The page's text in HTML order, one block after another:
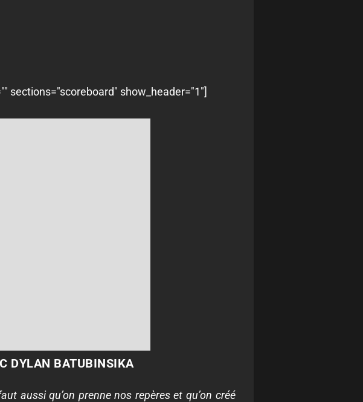
sections="scoreboard" show_header="1"]
DYLAN BATUBINSIKA
aussi qu’on prenne nos repères et qu’on créé